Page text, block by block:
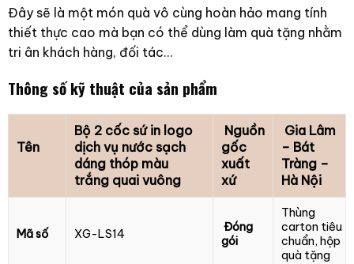
Đây sẽ là một món quà vô cùng hoàn hảo mang tính
thiết thực cao mà bạn có thể dùng làm quà tặng nhằm
tri ân khách hàng, đối tác…
Thông số kỹ thuật của sản phẩm
Tên
Bộ 2 cốc sứ in logo
dịch vụ nước sạch
dáng thóp màu
trắng quai vuông
Nguồn
gốc
xuất
xứ
Gia Lâm
– Bát
Tràng –
Hà Nội
Mã số XG-LS14
Đóng
gói
Thùng
carton tiêu
chuẩn, hộp
quà tặng